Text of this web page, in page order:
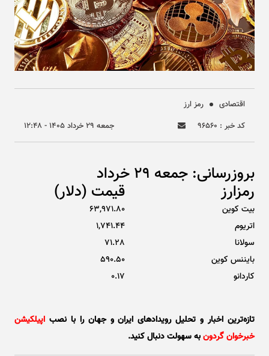
اقتصادی
رمز ارز
کد خبر : ۹۶۵۶۰
جمعه ۲۹ خرداد ۱۴۰۵ - ۱۲:۴۸
بروزرسانی: جمعه 29 خرداد
رمزارز قیمت (دلار)
بیت کوین
63,971.80
اتریوم
1,741.44
سولانا
71.28
بایننس کوین
590.50
کاردانو
0.17
تازه‌ترین اخبار و تحلیل‌ رویدادهای ایران و جهان را با نصب اپیلکیشن
خبرخوان گردونبه سهولت دنبال کنید.